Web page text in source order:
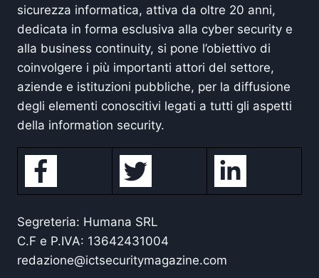
sicurezza informatica, attiva da oltre 20 anni,
dedicata in forma esclusiva alla cyber security e
alla business continuity, si pone l’obiettivo di
coinvolgere i più importanti attori del settore,
aziende e istituzioni pubbliche, per la diffusione
degli elementi conoscitivi legati a tutti gli aspetti
della information security.
Segreteria: Humana SRL
C.F e P.IVA: 13642431004
redazione@ictsecuritymagazine.com